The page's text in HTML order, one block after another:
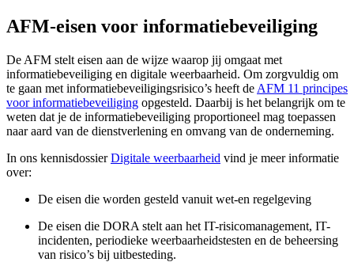
AFM-eisen voor informatiebeveiliging
De AFM stelt eisen aan de wijze waarop jij omgaat met
informatiebeveiliging en digitale weerbaarheid. Om zorgvuldig om
te gaan met informatiebeveiligingsrisico’s heeft de AFM 11 principes
voor informatiebeveiliging opgesteld. Daarbij is het belangrijk om te
weten dat je de informatiebeveiliging proportioneel mag toepassen
naar aard van de dienstverlening en omvang van de onderneming.
In ons kennisdossierDigitale weerbaarheid vind je meer informatie
over:
De eisen die worden gesteld vanuit wet-en regelgeving
De eisen die DORA stelt aan het IT-risicomanagement, IT-
incidenten, periodieke weerbaarheidstesten en de beheersing
van risico’s bij uitbesteding.